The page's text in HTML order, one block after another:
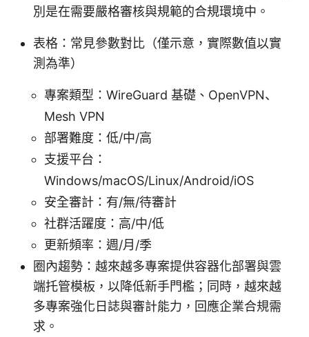
別是在需要嚴格審核與規範的合規環境中。
表格：常見參數對比（僅示意，實際數值以實
測為準）
專案類型：WireGuard 基礎、OpenVPN、
Mesh VPN
部署難度：低/中/高
支援平台：
Windows/macOS/Linux/Android/iOS
安全審計：有/無/待審計
社群活躍度：高/中/低
更新頻率：週/月/季
圈內趨勢：越來越多專案提供容器化部署與雲
端托管模板，以降低新手門檻；同時，越來越
多專案強化日誌與審計能力，回應企業合規需
求。